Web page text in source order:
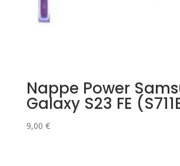
Nappe Power
Galaxy S23 FE
9,00 €